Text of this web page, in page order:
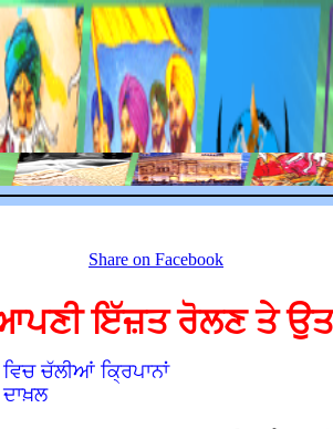
Share on Facebook
ਇੱਜ਼ਤ ਰੋਲਣ ਤੇ
ਚੱਲੀਆਂ ਕ੍ਰਿਪਾਨਾਂ